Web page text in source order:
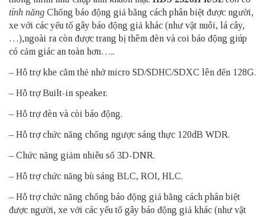
tính năng Chống báo động giả bằng cách phân biệt được người,
xe với các yếu tố gây báo động giả khác (như vật nuôi, lá cây,
…),ngoài ra còn được trang bị thêm đèn và coi báo động giúp
có cảm giác an toàn hơn…..
– Hỗ trợ khe cắm thẻ nhớ micro SD/SDHC/SDXC lên đến 128G.
– Hỗ trợ Built-in speaker.
– Hỗ trợ đèn và còi báo động.
– Hỗ trợ chức năng chống ngược sáng thực 120dB WDR.
– Chức năng giảm nhiễu số 3D-DNR.
– Hỗ trợ chức năng bù sáng BLC, ROI, HLC.
– Hỗ trợ chức năng chống báo động giả bằng cách phân biệt
được người, xe với các yếu tố gây báo động giả khác (như vật